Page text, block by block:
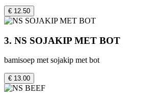
€ 12.50
3. NS SOJAKIP MET BOT
bamisoep met sojakip met bot
€ 13.00